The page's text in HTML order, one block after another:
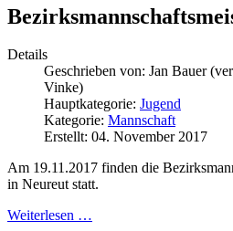
Details
Geschrieben von: Jan Bauer
Vinke)
Hauptkategorie: Jugend
Kategorie: Mannschaft
Erstellt: 04. November 2017
Am 19.11.2017 finden die
in Neureut statt.
Weiterlesen …